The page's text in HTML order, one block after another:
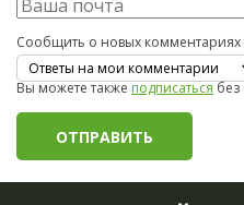
Сообщить о новых комментариях
Вы можете такжеподписатьсябез